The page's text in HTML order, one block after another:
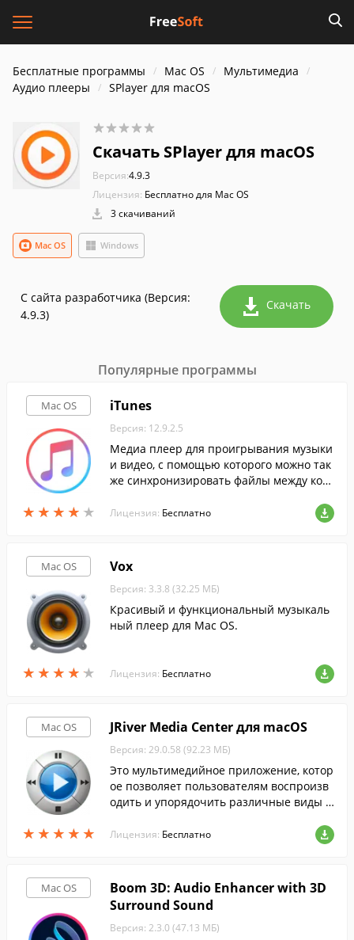
Бесплатные программы Mac OS
Мультимедиа
Аудио плееры
SPlayer для macOS
Скачать SPlayer для macOS
Версия:4.9.3
Лицензия: Бесплатно для Mac OS
3 скачиваний
Windows
Mac OS
С сайта разработчика (Версия:
4.9.3)
Скачать
Популярные программы
Mac OS
★ ★ ★ ★ ★
★ ★ ★ ★ ★
iTunes
Версия: 12.9.2.5
Медиа плеер для проигрывания музыки
и видео, с помощью которого можно так
же синхронизировать файлы между ком
Лицензия: Бесплатно
Mac OS
★ ★ ★ ★ ★
★ ★ ★ ★ ★
Vox
Версия: 3.3.8 (32.25 МБ)
Красивый и функциональный музыкаль
ный плеер для Mac OS.
Лицензия: Бесплатно
Mac OS
★ ★ ★ ★ ★
★ ★ ★ ★ ★
JRiver Media Center для macOS
Версия: 29.0.58 (92.23 МБ)
Это мультимедийное приложение, котор
ое позволяет пользователям воспроизв
одить и упорядочить различные виды м
Лицензия: Бесплатно
Mac OS
Boom 3D: Audio Enhancer with 3D
Surround Sound
Версия: 2.3.0 (47.13 МБ)